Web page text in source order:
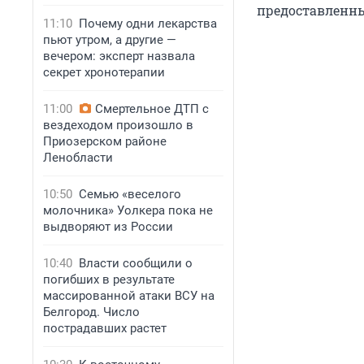
11:10 Почему одни лекарства
пьют утром, а другие —
вечером: эксперт назвала
секрет хронотерапии
11:00
Смертельное ДТП с
вездеходом произошло в
Приозерском районе
Ленобласти
10:50 Семью «веселого
молочника» Уолкера пока не
выдворяют из России
10:40 Власти сообщили о
погибших в результате
массированной атаки ВСУ на
Белгород. Число
пострадавших растет